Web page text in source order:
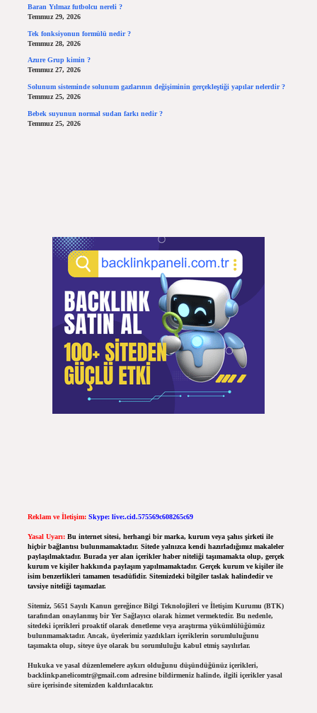
Baran Yılmaz futbolcu nereli ?
Temmuz 29, 2026
Tek fonksiyonun formülü nedir ?
Temmuz 28, 2026
Azure Grup kimin ?
Temmuz 27, 2026
Solunum sisteminde solunum gazlarının değişiminin gerçekleştiği yapılar nelerdir ?
Temmuz 25, 2026
Bebek suyunun normal sudan farkı nedir ?
Temmuz 25, 2026
Reklam ve İletişim: Skype: live:.cid.575569c608265c69
Yasal Uyarı: Bu internet sitesi, herhangi bir marka, kurum veya şahıs şirketi ile
hiçbir bağlantısı bulunmamaktadır. Sitede yalnızca kendi hazırladığımız makaleler
paylaşılmaktadır. Burada yer alan içerikler haber niteliği taşımamakta olup, gerçek
kurum ve kişiler hakkında paylaşım yapılmamaktadır. Gerçek kurum ve kişiler ile
isim benzerlikleri tamamen tesadüfidir. Sitemizdeki bilgiler taslak halindedir ve
tavsiye niteliği taşımazlar.
Sitemiz, 5651 Sayılı Kanun gereğince Bilgi Teknolojileri ve İletişim Kurumu (BTK)
tarafından onaylanmış bir Yer Sağlayıcı olarak hizmet vermektedir. Bu nedenle,
sitedeki içerikleri proaktif olarak denetleme veya araştırma yükümlülüğümüz
bulunmamaktadır. Ancak, üyelerimiz yazdıkları içeriklerin sorumluluğunu
taşımakta olup, siteye üye olarak bu sorumluluğu kabul etmiş sayılırlar.
Hukuka ve yasal düzenlemelere aykırı olduğunu düşündüğünüz içerikleri,
backlinkpanelicomtr@gmail.comadresine bildirmeniz halinde, ilgili içerikler yasal
süre içerisinde sitemizden kaldırılacaktır.